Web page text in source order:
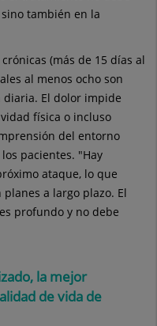
también en la
(más de 15 días al
al menos ocho son
El dolor impide
física o incluso
del entorno
pacientes. "Hay
ataque, lo que
a largo plazo. El
profundo y no debe
la mejor
de vida de